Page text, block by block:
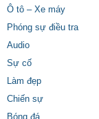
Ô tô – Xe máy
Phóng sự điều tra
Audio
Sự cố
Làm đẹp
Chiến sự
Bóng đá